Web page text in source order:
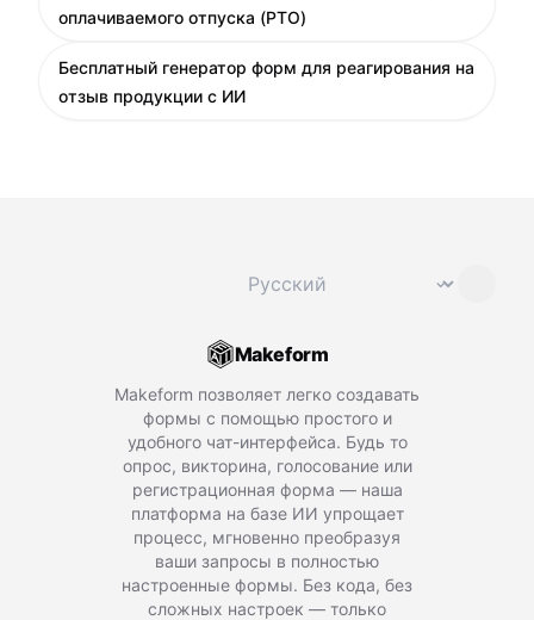
оплачиваемого отпуска (PTO)
Бесплатный генератор форм для реагирования на
отзыв продукции с ИИ
⌄
Makeform
Makeform позволяет легко создавать
формы с помощью простого и
удобного чат-интерфейса. Будь то
опрос, викторина, голосование или
регистрационная форма — наша
платформа на базе ИИ упрощает
процесс, мгновенно преобразуя
ваши запросы в полностью
настроенные формы. Без кода, без
сложных настроек — только